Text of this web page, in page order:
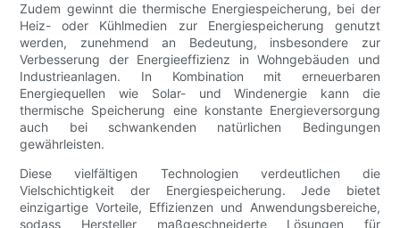
Zudem gewinnt die thermische Energiespeicherung, bei der
Heiz- oder Kühlmedien zur Energiespeicherung genutzt
werden, zunehmend an Bedeutung, insbesondere zur
Verbesserung der Energieeffizienz in Wohngebäuden und
Industrieanlagen. In Kombination mit erneuerbaren
Energiequellen wie Solar- und Windenergie kann die
thermische Speicherung eine konstante Energieversorgung
auch bei schwankenden natürlichen Bedingungen
gewährleisten.
Diese vielfältigen Technologien verdeutlichen die
Vielschichtigkeit der Energiespeicherung. Jede bietet
einzigartige Vorteile, Effizienzen und Anwendungsbereiche,
sodass Hersteller maßgeschneiderte Lösungen für